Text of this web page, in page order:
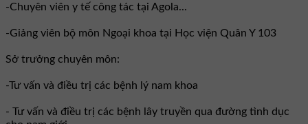
-Chuyên viên y tế công tác tại Agola...
-Giảng viên bộ môn Ngoại khoa tại Học viện Quân Y 103
Sở trưởng chuyên môn:
-Tư vấn và điều trị các bệnh lý nam khoa
- Tư vấn và điều trị các bệnh lây truyền qua đường tình dục